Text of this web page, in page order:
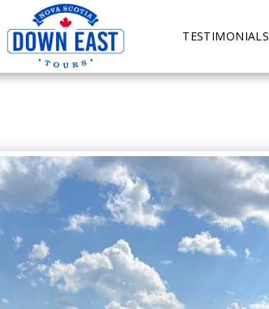
TESTIMONIALS